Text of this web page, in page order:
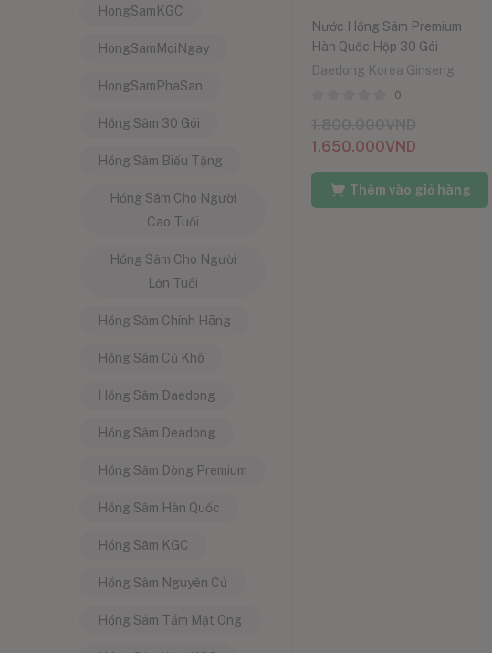
Nước Hồng Sâm Premium
Hàn Quốc Hộp 30 Gói
Daedong Korea Ginseng
0
1.650.000VND
Thêm vào giỏ hàng
HongSamKGC
HongSamMoiNgay
HongSamPhaSan
Hồng Sâm 30 Gói
Hồng Sâm Biếu Tặng
Hồng Sâm Cho Người
Cao Tuổi
Hồng Sâm Cho Người
Lớn Tuổi
Hồng Sâm Chính Hãng
Hồng Sâm Củ Khô
Hồng Sâm Daedong
Hồng Sâm Deadong
Hồng Sâm Dòng Premium
Hồng Sâm Hàn Quốc
Hồng Sâm KGC
Hồng Sâm Nguyên Củ
Hồng Sâm Tẩm Mật Ong